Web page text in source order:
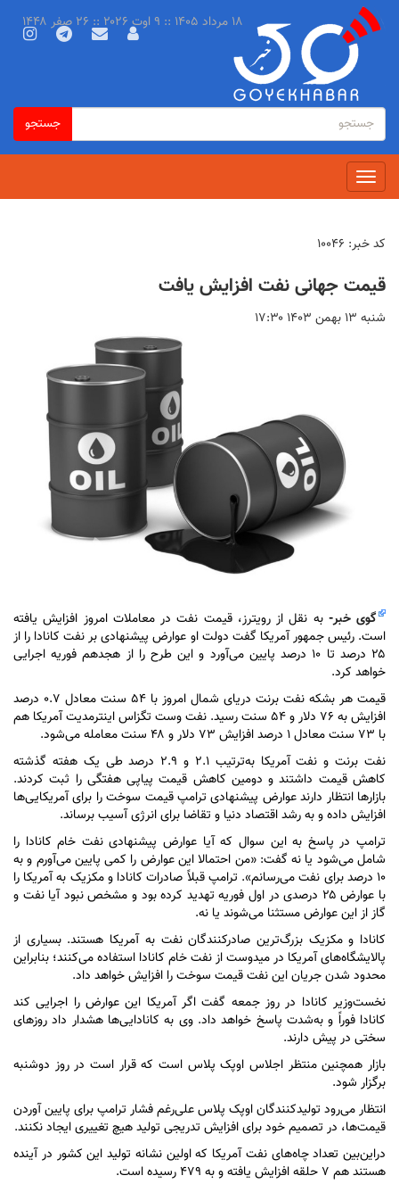
فرم
جستجو
جستجو
جستجو
Toggle
navigation
۱۸ مرداد ۱۴۰۵ :: ۹ اوت ۲۰۲۶ :: ۲۶ صفر ۱۴۴۸
کد خبر: ۱۰۰۴۶
قیمت جهانی نفت افزایش یافت
شنبه ۱۳ بهمن ۱۴۰۳ ۱۷:۳۰
گوی خبر-به نقل از رویترز، قیمت نفت در معاملات امروز افزایش یافته
است. رئیس جمهور آمریکا گفت دولت او عوارض پیشنهادی بر نفت کانادا را از
۲۵ درصد تا ۱۰ درصد پایین می‌آورد و این طرح را از هجدهم فوریه اجرایی
خواهد کرد.
قیمت هر بشکه نفت برنت دریای شمال امروز با ۵۴ سنت معادل ۰.۷ درصد
افزایش به ۷۶ دلار و ۵۴ سنت رسید. نفت وست تگزاس اینترمدیت آمریکا هم
با ۷۳ سنت معادل ۱ درصد افزایش ۷۳ دلار و ۴۸ سنت معامله می‌شود.
نفت برنت و نفت آمریکا به‌ترتیب ۲.۱ و ۲.۹ درصد طی یک هفته گذشته
کاهش قیمت داشتند و دومین کاهش قیمت پیاپی هفتگی را ثبت کردند.
بازار‌ها انتظار دارند عوارض پیشنهادی ترامپ قیمت سوخت را برای آمریکایی‌ها
افزایش داده و به رشد اقتصاد دنیا و تقاضا برای انرژی آسیب برساند.
ترامپ در پاسخ به این سوال که آیا عوارض پیشنهادی نفت خام کانادا را
شامل می‌شود یا نه گفت: «من احتمالا این عوارض را کمی پایین می‌آورم و به
۱۰ درصد برای نفت می‌رسانم». ترامپ قبلاً صادرات کانادا و مکزیک به آمریکا را
با عوارض ۲۵ درصدی در اول فوریه تهدید کرده بود و مشخص نبود آیا نفت و
گاز از این عوارض مستثنا می‌شوند یا نه.
کانادا و مکزیک بزرگ‌ترین صادرکنندگان نفت به آمریکا هستند. بسیاری از
پالایشگاه‌های آمریکا در میدوست از نفت خام کانادا استفاده می‌کنند؛ بنابراین
محدود شدن جریان این نفت قیمت سوخت را افزایش خواهد داد.
نخست‌وزیر کانادا در روز جمعه گفت اگر آمریکا این عوارض را اجرایی کند
کانادا فوراً و به‌شدت پاسخ خواهد داد. وی به کانادایی‌ها هشدار داد روز‌های
سختی در پیش دارند.
بازار همچنین منتظر اجلاس اوپک پلاس است که قرار است در روز دوشنبه
برگزار شود.
انتظار می‌رود تولیدکنندگان اوپک پلاس علی‌رغم فشار ترامپ برای پایین آوردن
قیمت‌ها، در تصمیم خود برای افزایش تدریجی تولید هیچ تغییری ایجاد نکنند.
دراین‌بین تعداد چاه‌های نفت آمریکا که اولین نشانه تولید این کشور در آینده
هستند هم ۷ حلقه افزایش یافته و به ۴۷۹ رسیده است.